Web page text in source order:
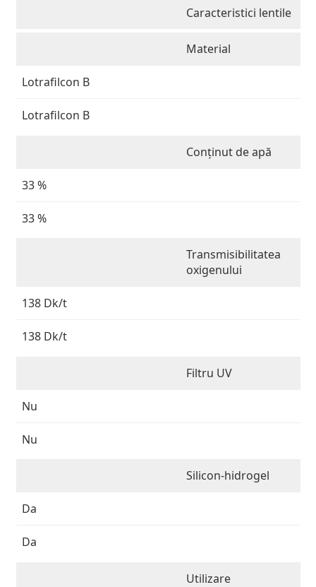
Caracteristici lentile
Material
Lotrafilcon B
Lotrafilcon B
Conținut de apă
33 %
33 %
Transmisibilitatea
oxigenului
138 Dk/t
138 Dk/t
Filtru UV
Nu
Nu
Silicon-hidrogel
Da
Da
Utilizare